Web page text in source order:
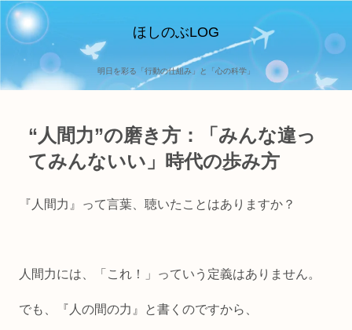
ほしのぶLOG
明日を彩る「行動の仕組み」と「心の科学」
“人間力”の磨き方：「みんな違っ
てみんないい」時代の歩み方
『人間力』って言葉、聴いたことはありますか？
人間力には、「これ！」っていう定義はありません。
でも、『人の間の力』と書くのですから、